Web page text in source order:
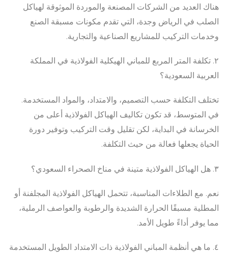
هناك العديد من الشركات المصنعة والموردة الموثوقة لهياكل
الصلب في الرياض وجدة، التي تقدم مكونات مسبقة الصنع
وخدمات التركيب للمشاريع الصناعية والتجارية.
٢. تكلفة المتر المربع للمباني الهيكلية الفولاذية في المملكة
العربية السعودية؟
تختلف التكلفة حسب التصميم، والامتداد، والمواد المستخدمة.
في المتوسط، قد تكون تكاليف الهياكل الفولاذية أعلى من
الخرسانة في البداية، لكن تقليل وقت التركيب وتوفير دورة
الحياة يجعلها فعالة من حيث التكلفة.
٣. هل الهياكل الفولاذية متينة في مناخ الصحراء السعودي؟
نعم. مع الطلاءات المناسبة، تتحمل الهياكل الفولاذية المجلفنة أو
المطلية مسبقًا الحرارة الشديدة والرطوبة والعواصف الرملية،
مما يوفر أداءً طويل الأمد.
٤. ما هي أنظمة المباني الفولاذية ذات الامتداد الطويل المستخدمة